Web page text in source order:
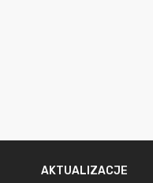
AKTUALIZACJE